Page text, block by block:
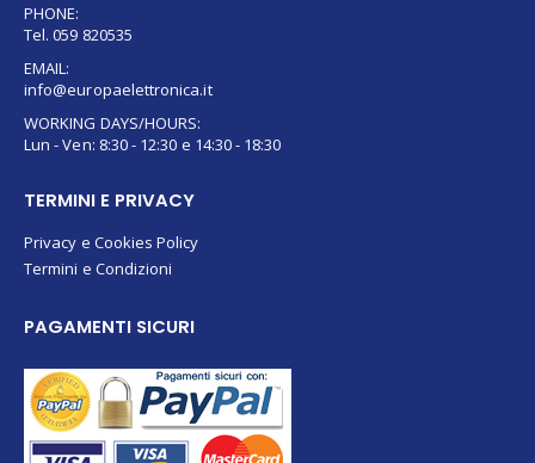
PHONE:
Tel. 059 820535
EMAIL:
info@europaelettronica.it
WORKING DAYS/HOURS:
Lun - Ven: 8:30 - 12:30 e 14:30 - 18:30
TERMINI E PRIVACY
Privacy e Cookies Policy
Termini e Condizioni
PAGAMENTI SICURI